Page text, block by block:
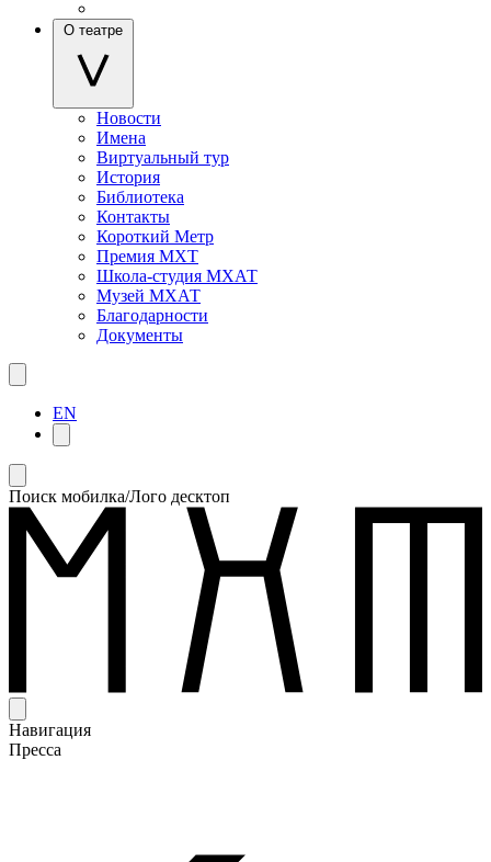
О театре
Новости
Имена
Виртуальный тур
История
Библиотека
Контакты
Короткий Метр
Премия МХТ
Школа-студия МХАТ
Музей МХАТ
Благодарности
Документы
EN
Поиск мобилка/Лого десктоп
Навигация
Пресса